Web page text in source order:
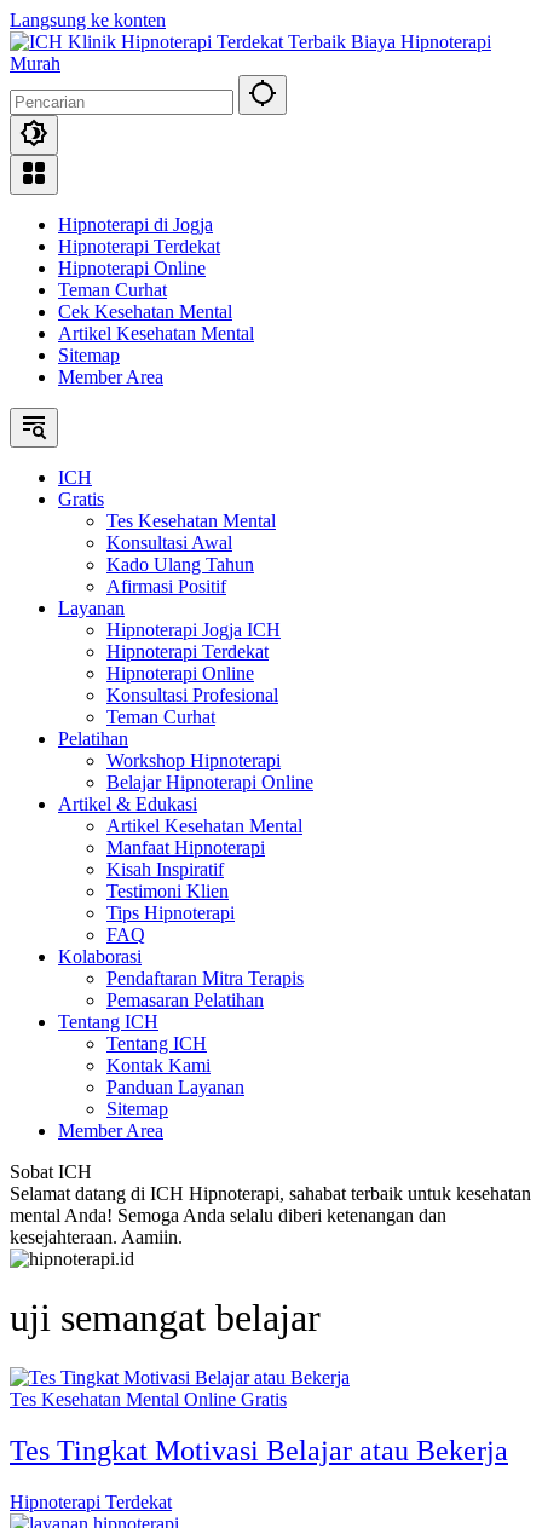
Langsung ke konten
Hipnoterapi di Jogja
Hipnoterapi Terdekat
Hipnoterapi Online
Teman Curhat
Cek Kesehatan Mental
Artikel Kesehatan Mental
Sitemap
Member Area
ICH
Gratis
Tes Kesehatan Mental
Konsultasi Awal
Kado Ulang Tahun
Afirmasi Positif
Layanan
Hipnoterapi Jogja ICH
Hipnoterapi Terdekat
Hipnoterapi Online
Konsultasi Profesional
Teman Curhat
Pelatihan
Workshop Hipnoterapi
Belajar Hipnoterapi Online
Artikel & Edukasi
Artikel Kesehatan Mental
Manfaat Hipnoterapi
Kisah Inspiratif
Testimoni Klien
Tips Hipnoterapi
FAQ
Kolaborasi
Pendaftaran Mitra Terapis
Pemasaran Pelatihan
Tentang ICH
Tentang ICH
Kontak Kami
Panduan Layanan
Sitemap
Member Area
Sobat ICH
Selamat datang di ICH Hipnoterapi, sahabat terbaik untuk kesehatan
mental Anda! Semoga Anda selalu diberi ketenangan dan
kesejahteraan. Aamiin.
uji semangat belajar
Tes Kesehatan Mental Online Gratis
Tes Tingkat Motivasi Belajar atau Bekerja
Hipnoterapi Terdekat